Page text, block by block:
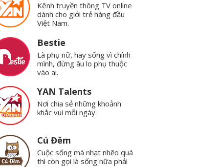
Kênh truyền thông TV online
dành cho giới trẻ hàng đầu
Việt Nam.
Bestie
Là phụ nữ, hãy sống vì chính
mình, đừng âu lo phụ thuộc
vào ai.
YAN Talents
Nơi chia sẻ những khoảnh
khắc vui mỗi ngày.
Cú Đêm
Cuộc sống mà nhạt nhẽo quá
thì còn gọi là sống nữa phải